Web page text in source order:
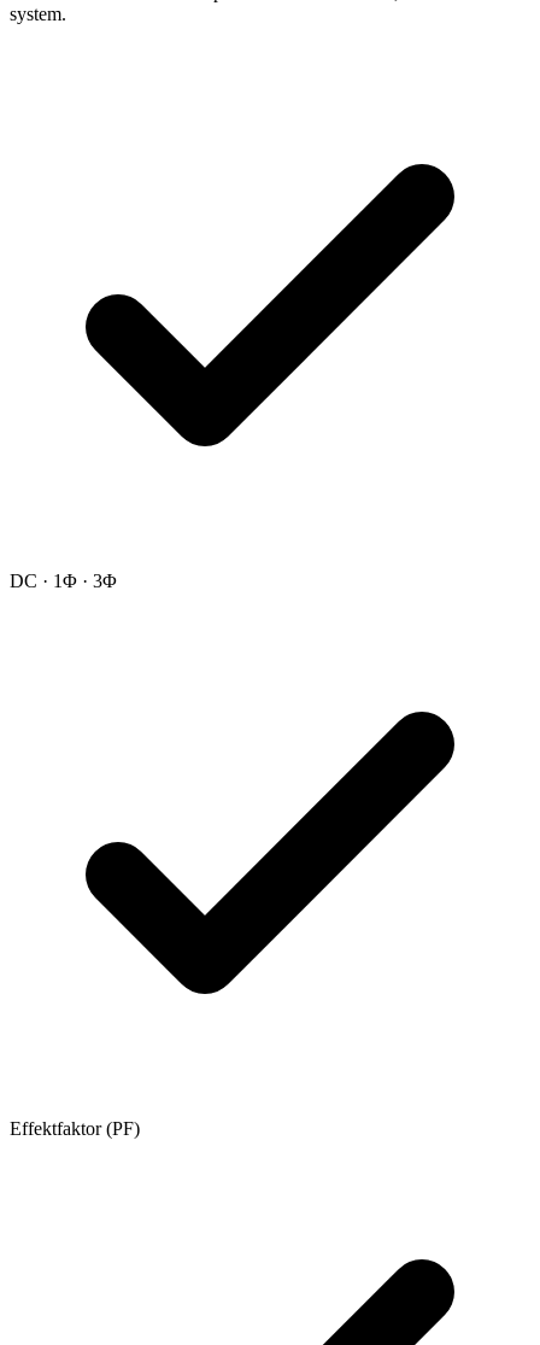
system.
DC · 1Φ · 3Φ
Effektfaktor (PF)